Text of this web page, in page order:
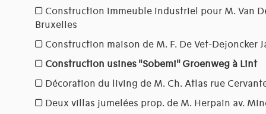
Construction immeuble industriel pour M. Van
Bruxelles
Construction maison de M. F. De Vet-Dejoncker
Construction usines "Sobemi" Groenweg à Lint
Décoration du living de M. Ch. Atlas rue
Deux villas jumelées prop. de M. Herpain av.